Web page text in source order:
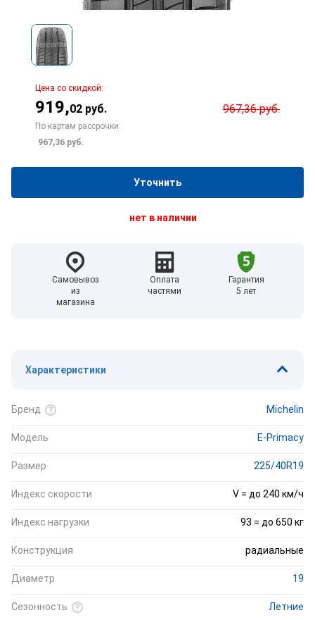
Цена со скидкой:
919,02 руб. 967,36руб.
По картам рассрочки:
967,36 руб.
Уточнить
нет в наличии
Самовывоз
из
магазина
Оплата
частями
Гарантия
5 лет
Характеристики
Бренд Michelin
Модель E-Primacy
Размер 225/40R19
Индекс скорости V = до 240 км/ч
Индекс нагрузки 93 = до 650 кг
Конструкция радиальные
Диаметр 19
Сезонность Летние